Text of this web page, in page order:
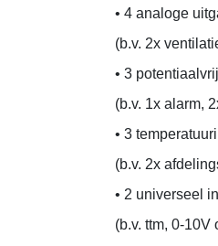
• 4 analoge
(b.v. 2x
• 3
(b.v. 1x alarm,
• 3
(b.v. 2x
• 2 universeel
(b.v. ttm, 0-10V